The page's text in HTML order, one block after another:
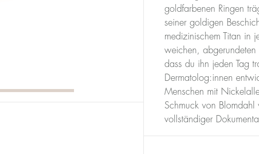
goldfarbenen Ringen
seiner goldigen
medizinischem Titan in
weichen, abgerundeten
dass du ihn jeden Tag
Dermatolog:innen
Menschen mit
Schmuck von Blomdahl
vollständiger
Die Millimeterzahl gibt deine Größe an. Bei Blomdahl entspricht
Rings mit einem Durchmesser von 17 mm ist also 17.
(mm)
Umfang
(mm)
16
50,2
53,4
56,5